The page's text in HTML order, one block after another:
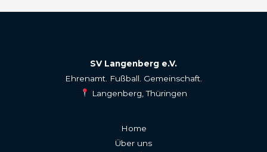
SV Langenberg e.V.
Ehrenamt. Fußball. Gemeinschaft.
Langenberg, Thüringen
Home
Über uns